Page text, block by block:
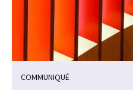
COMMUNIQUÉ